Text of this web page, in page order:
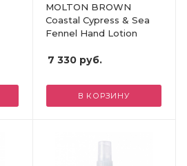
MOLTON BROWN
Coastal Cypress & Sea
Fennel Hand Lotion
7 330руб.
В КОРЗИНУ